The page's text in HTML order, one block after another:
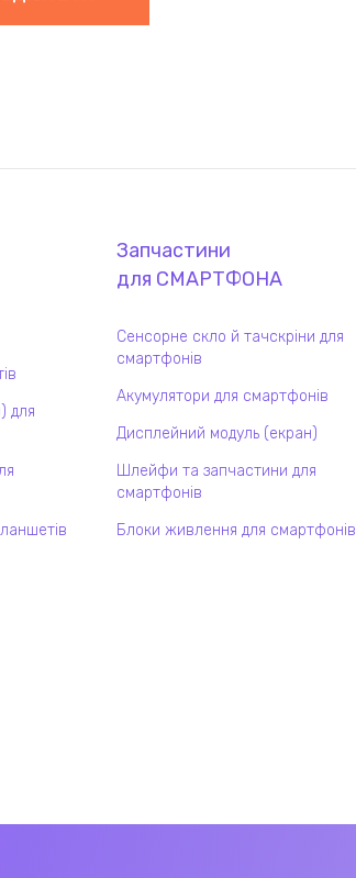
для
Запчастини
для СМАРТФОНА
Сенсорне скло й тачскріни для
смартфонів
Акумулятори для смартфонів
Дисплейний модуль (екран)
Шлейфи та запчастини для
смартфонів
Блоки живлення для смартфонів